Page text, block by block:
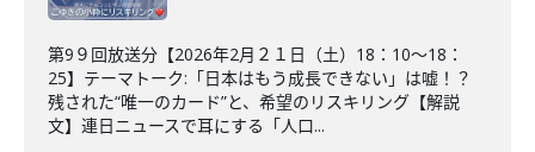
第9９回放送分【2026年2月２１日（土）18：10～18：
25】テーマトーク:「日本はもう成長できない」は嘘！？
残された“唯一のカード”と、希望のリスキリング【解説
文】連日ニュースで耳にする「人口...